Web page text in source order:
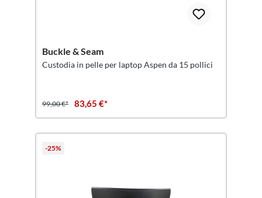
Buckle & Seam
Custodia in pelle per laptop Aspen da 15 pollici
99,00 €* 83,65 €*
-25%